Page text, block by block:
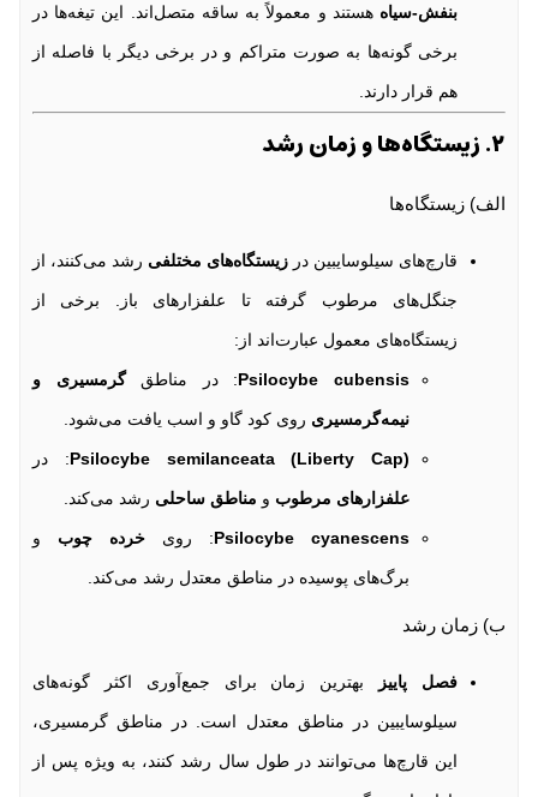
بنفش-سیاه هستند و معمولاً به ساقه متصل‌اند. این تیغه‌ها در
برخی گونه‌ها به صورت متراکم و در برخی دیگر با فاصله از
هم قرار دارند.
۲. زیستگاه‌ها و زمان رشد
الف) زیستگاه‌ها
قارچ‌های سیلوسایبین در زیستگاه‌های مختلفی رشد می‌کنند، از
جنگل‌های مرطوب گرفته تا علفزارهای باز. برخی از
زیستگاه‌های معمول عبارت‌اند از:
Psilocybe cubensis: در مناطقگرمسیری و
نیمه‌گرمسیری روی کود گاو و اسب یافت می‌شود.
Psilocybe semilanceata (Liberty Cap): در
علفزارهای مرطوب و مناطق ساحلی رشد می‌کند.
Psilocybe cyanescens: روی خرده چوب و
برگ‌های پوسیده در مناطق معتدل رشد می‌کند.
ب) زمان رشد
فصل پاییز بهترین زمان برای جمع‌آوری اکثر گونه‌های
سیلوسایبین در مناطق معتدل است. در مناطق گرمسیری،
این قارچ‌ها می‌توانند در طول سال رشد کنند، به ویژه پس از